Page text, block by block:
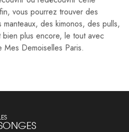
vous pourrez trouver des
des kimonos, des pulls,
plus encore, le tout avec
Mes Demoiselles Paris.